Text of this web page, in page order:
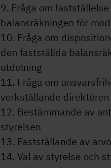
9. Fråga om
balansräkningen för
10. Fråga om
den fastställda
utdelning
11. Fråga om
verkställande direktören
12. Bestämmande av
styrelsen
13. Fastställande av
14. Val av styrelse och